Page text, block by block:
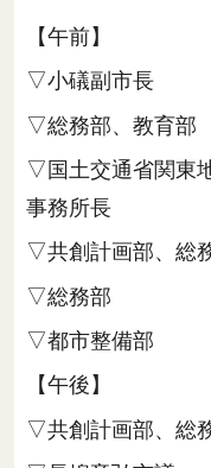
【午前】
▽小礒副市長
▽総務部、教育部
▽国土交通省関東
事務所長
▽共創計画部、総
▽総務部
▽都市整備部
【午後】
▽共創計画部、総